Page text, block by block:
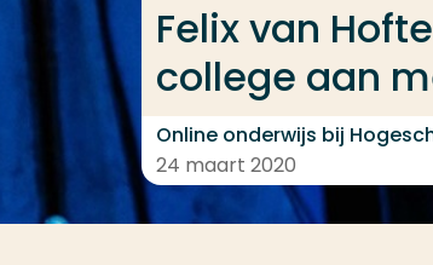
Felix van
college aan
Online onderwijs bij
24 maart 2020